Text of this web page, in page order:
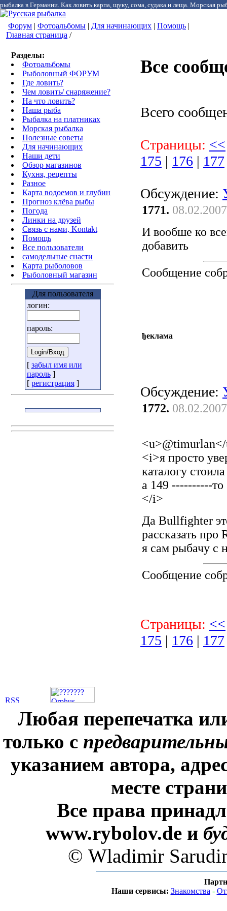
рыбалка в Германии. Как ловить карпа, щуку, сома, судака и леща. Морская
Форум | Фотоальбомы | Для начинающих | Помощь |
Главная страница /
Разделы:
Фотоальбомы
Рыболовный ФОРУМ
Где ловить?
Чем ловить/ снаряжение?
На что ловить?
Наша рыба
Рыбалка на платниках
Морская рыбалка
Полезные советы
Для начинающих
Наши дети
Обзор магазинов
Кухня, рецепты
Разное
Карта водоемов и глубин
Прогноз клёва рыбы
Погода
Линки на друзей
Связь с нами, Kontakt
Помощь
Все пользователи
самодельные снасти
Карта рыболовов
Рыболовный магазин
Для пользователя
логин:
пароль:
[ забыл имя или
пароль]
[ регистрация]
Все
Всего
Страницы: <<
175 | 176 | 177
Обсуждение:
1771.
И вообше ко
добавить
Сообщение
ђеклама
Обсуждение:
1772.
<i>я просто
каталогу
а 149 ----------то
</i>
Да Bullfighter
рассказать
я сам рыбачу с
Сообщение
Страницы: <<
175 | 176 | 177
Любая перепечатка
только с
указанием автора,
месте
Все права
www.rybolov.de и
© Wladimir
Наши сервисы: Знакомства -